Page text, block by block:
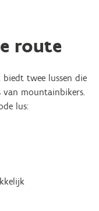
route
biedt twee lussen die
van mountainbikers.
lus: